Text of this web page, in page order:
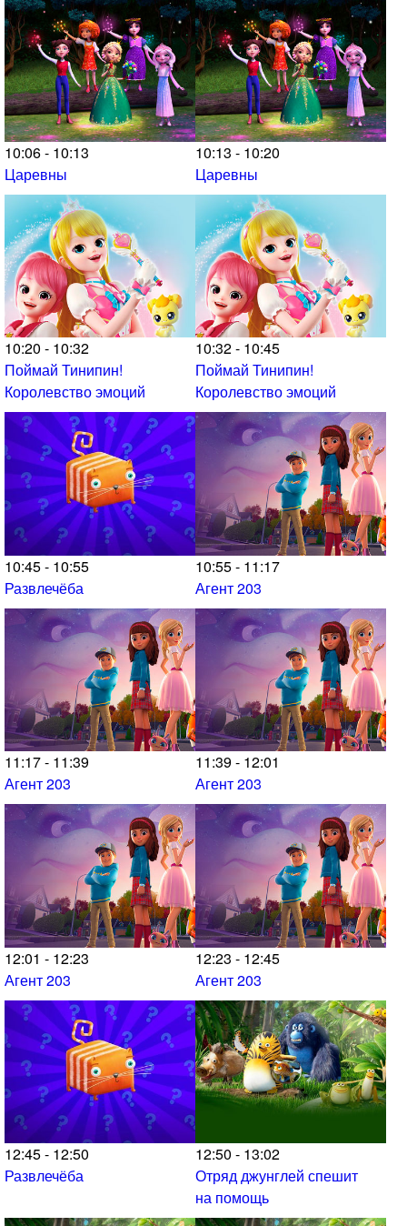
10:06 - 10:13
Царевны
10:13 - 10:20
Царевны
10:20 - 10:32
Поймай Тинипин!
Королевство эмоций
10:32 - 10:45
Поймай Тинипин!
Королевство эмоций
10:45 - 10:55
Развлечёба
10:55 - 11:17
Агент 203
11:17 - 11:39
Агент 203
11:39 - 12:01
Агент 203
12:01 - 12:23
Агент 203
12:23 - 12:45
Агент 203
12:45 - 12:50
Развлечёба
12:50 - 13:02
Отряд джунглей спешит
на помощь